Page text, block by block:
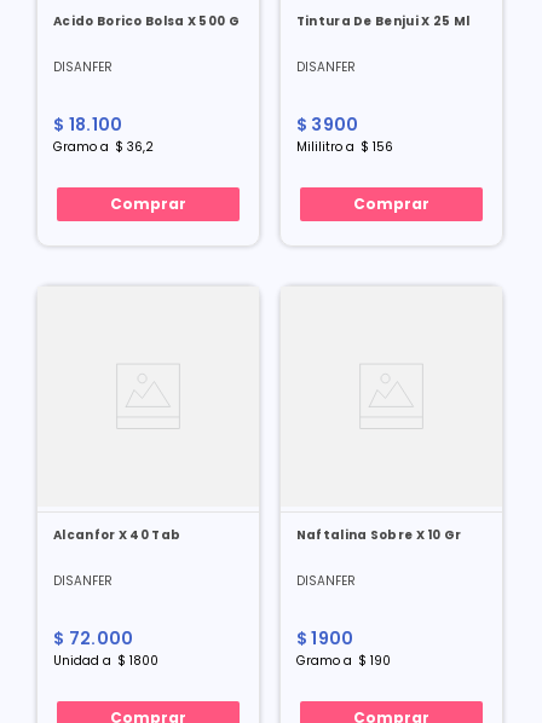
Acido Borico Bolsa X 500 G
DISANFER
$ 18.100
Gramo a $ 36,2
Comprar
Tintura De Benjui X 25 Ml
DISANFER
$ 3900
Mililitroa $ 156
Comprar
Alcanfor X 40 Tab
DISANFER
$ 72.000
Unidad a $ 1800
Comprar
Naftalina Sobre X 10 Gr
DISANFER
$ 1900
Gramoa $ 190
Comprar